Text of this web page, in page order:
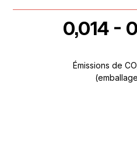
0,014 -
Émissions de